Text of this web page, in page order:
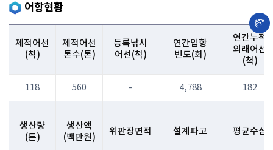
어항현황
제적어선
(척)
제적어선
톤수(톤)
등록낚시
어선(척)
연간입항
빈도(회)
연간누적
외래어선
(척)
118 560 - 4,788 182
생산량
(톤)
생산액
(백만원)
위판장면적 설계파고 평균수심